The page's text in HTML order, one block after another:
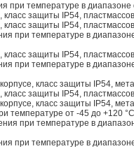
температуре в
защиты IP54,
защиты IP54,
при температуре в
защиты IP54,
при температуре в
класс защиты IP54,
защиты IP54,
класс защиты IP54,
от -45 до +120
при температуре в
при температуре в